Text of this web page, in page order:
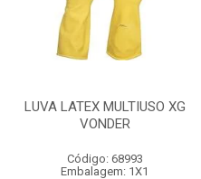
LUVA LATEX MULTIUSO XG
VONDER
Código: 68993
Embalagem: 1X1